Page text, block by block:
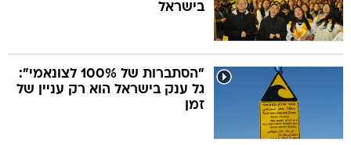
בישראל
"הסתברות של 100% לצונאמי":
גל ענק בישראל הוא רק עניין של
זמן